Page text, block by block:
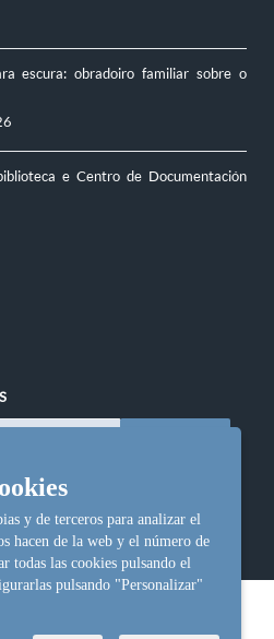
escura: obradoiro familiar sobre o
e Centro de Documentación
y de terceros para analizar el
hacen de la web y el número de
todas las cookies pulsando el
pulsando "Personalizar"